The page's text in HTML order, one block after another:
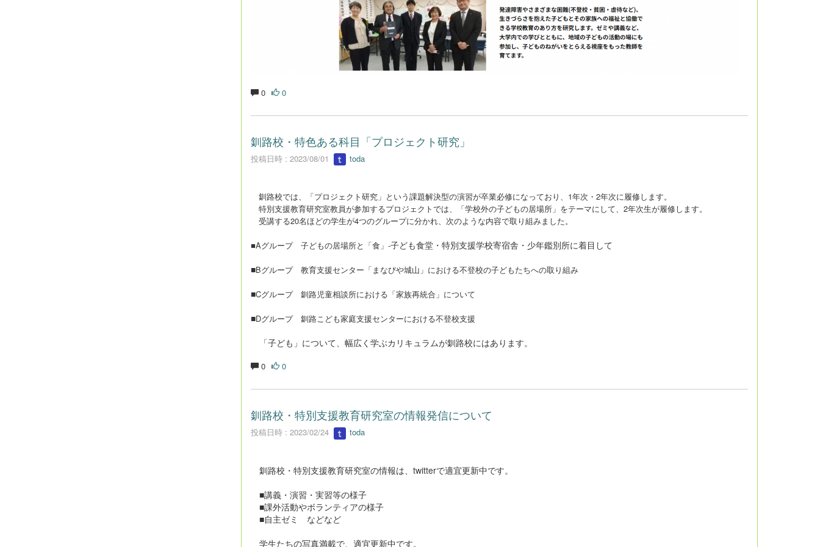
0 0
釧路校・特色ある科目「プロジェクト研究」
投稿日時 : 2023/08/01 toda
釧路校では、「プロジェクト研究」という課題解決型の演習が卒業必修になっており、1年次・2年次に履修します。
特別支援教育研究室教員が参加するプロジェクトでは、「学校外の子どもの居場所」をテーマにして、2年次生が履修します。
受講する20名ほどの学生が4つのグループに分かれ、次のような内容で取り組みました。
■Aグループ 子どもの居場所と「食」-子ども食堂・特別支援学校寄宿舎・少年鑑別所に着目して
■Bグループ 教育支援センター「まなびや城山」における不登校の子どもたちへの取り組み
■Cグループ 釧路児童相談所における「家族再統合」について
■Dグループ 釧路こども家庭支援センターにおける不登校支援
「子ども」について、幅広く学ぶカリキュラムが釧路校にはあります。
0 0
釧路校・特別支援教育研究室の情報発信について
投稿日時 : 2023/02/24 toda
釧路校・特別支援教育研究室の情報は、twitterで適宜更新中です。
■講義・演習・実習等の様子
■課外活動やボランティアの様子
■自主ゼミ などなど
学生たちの写真満載で、適宜更新中です。